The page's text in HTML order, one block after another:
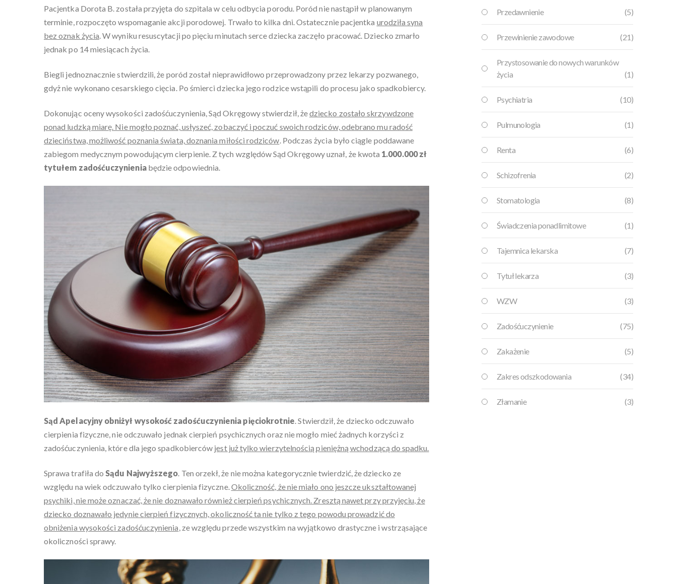
Pacjentka Dorota B. została przyjęta do szpitala w celu odbycia porodu. Poród nie nastąpił w planowanym
terminie, rozpoczęto wspomaganie akcji porodowej. Trwało to kilka dni. Ostatecznie pacjentka urodziła syna
bez oznak życia . W wyniku resuscytacji po pięciu minutach serce dziecka zaczęło pracować. Dziecko zmarło
jednak po 14 miesiącach życia.
Biegli jednoznacznie stwierdzili, że poród został nieprawidłowo przeprowadzony przez lekarzy pozwanego,
gdyż nie wykonano cesarskiego cięcia. Po śmierci dziecka jego rodzice wstąpili do procesu jako spadkobiercy.
Dokonując oceny wysokości zadośćuczynienia, Sąd Okręgowy stwierdził, żedziecko zostało skrzywdzone
ponad ludzką miarę. Nie mogło poznać, usłyszeć, zobaczyć i poczuć swoich rodziców, odebrano mu radość
dzieciństwa, możliwość poznania świata, doznania miłości rodziców . Podczas życia było ciągle poddawane
zabiegom medycznym powodującym cierpienie. Z tych względów Sąd Okręgowy uznał, że kwota 1.000.000 zł
tytułem zadośćuczynieniabędzie odpowiednia.
Sąd Apelacyjny obniżył wysokość zadośćuczynienia pięciokrotnie . Stwierdził, że dziecko odczuwało
cierpienia fizyczne, nie odczuwało jednak cierpień psychicznych oraz nie mogło mieć żadnych korzyści z
zadośćuczynienia, które dla jego spadkobierców jest już tylko wierzytelnością pieniężną wchodzącą do spadku.
Sprawa trafiła do Sądu Najwyższego . Ten orzekł, że nie można kategorycznie twierdzić, że dziecko ze
względu na wiek odczuwało tylko cierpienia fizyczne. Okoliczność, że nie miało ono jeszcze ukształtowanej
psychiki, nie może oznaczać, że nie doznawało również cierpień psychicznych. Zresztą nawet przy przyjęciu, że
dziecko doznawało jedynie cierpień fizycznych, okoliczność ta nie tylko z tego powodu prowadzić do
obniżenia wysokości zadośćuczynienia , ze względu przede wszystkim na wyjątkowo drastyczne i wstrząsające
okoliczności sprawy.
Przedawnienie (5)
Przewinienie zawodowe (21)
Przystosowanie do nowych warunków
życia
(1)
Psychiatria (10)
Pulmunologia (1)
Renta (6)
Schizofrenia (2)
Stomatologia (8)
Świadczenia ponadlimitowe (1)
Tajemnica lekarska (7)
Tytuł lekarza (3)
WZW (3)
Zadośćuczynienie (75)
Zakażenie (5)
Zakres odszkodowania (34)
Złamanie (3)